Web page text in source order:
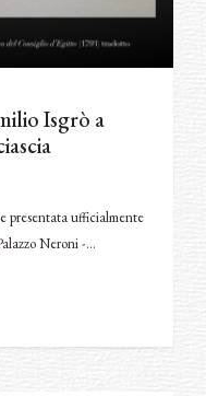
Isgrò a
presentata ufficialmente
Neroni -…